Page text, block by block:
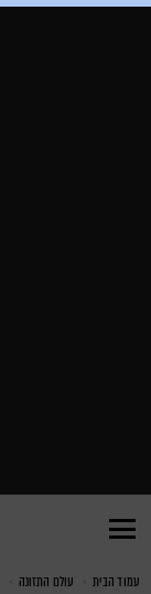
You are here:
עמוד הבית עולם התזונה